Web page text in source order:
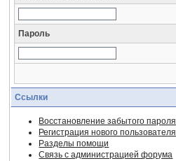
Пароль
Ссылки
Восстановление забытого пароля
Регистрация нового пользователя
Разделы помощи
Связь с администрацией форума